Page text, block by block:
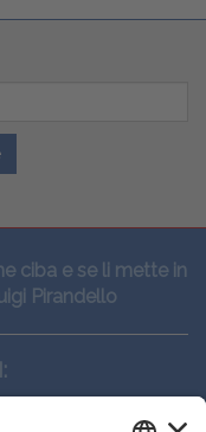
ciba e se li mette in
Pirandello